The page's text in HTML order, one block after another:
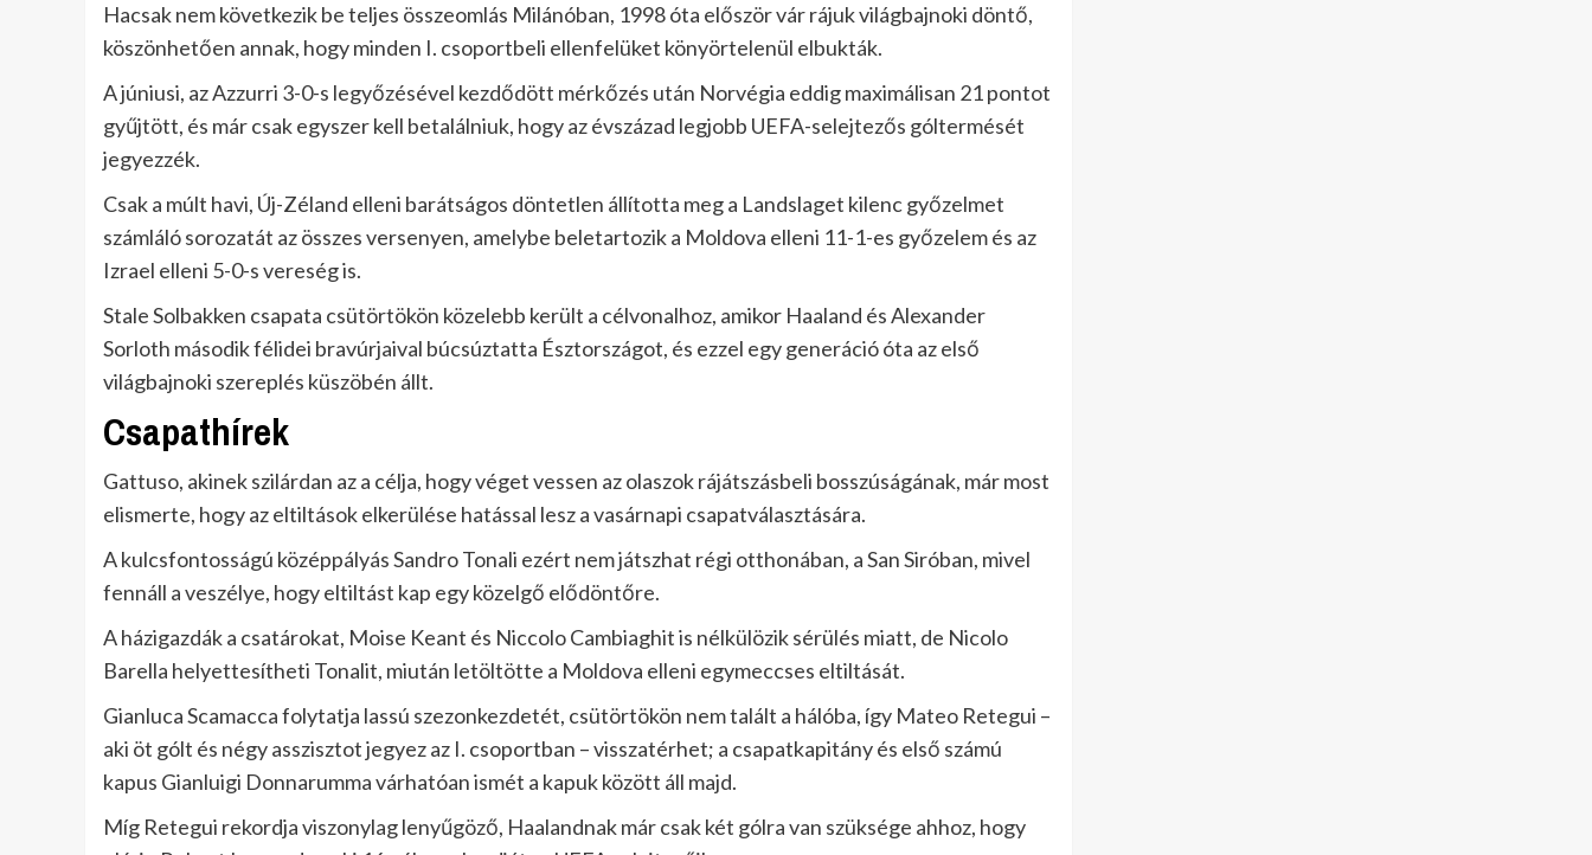
Hacsak nem következik be teljes összeomlás Milánóban, 1998 óta először vár rájuk világbajnoki döntő,
köszönhetően annak, hogy minden I. csoportbeli ellenfelüket könyörtelenül elbukták.
A júniusi, az Azzurri 3-0-s legyőzésével kezdődött mérkőzés után Norvégia eddig maximálisan 21 pontot
gyűjtött, és már csak egyszer kell betalálniuk, hogy az évszázad legjobb UEFA-selejtezős góltermését
jegyezzék.
Csak a múlt havi, Új-Zéland elleni barátságos döntetlen állította meg a Landslaget kilenc győzelmet
számláló sorozatát az összes versenyen, amelybe beletartozik a Moldova elleni 11-1-es győzelem és az
Izrael elleni 5-0-s vereség is.
Stale Solbakken csapata csütörtökön közelebb került a célvonalhoz, amikor Haaland és Alexander
Sorloth második félidei bravúrjaival búcsúztatta Észtországot, és ezzel egy generáció óta az első
világbajnoki szereplés küszöbén állt.
Csapathírek
Gattuso, akinek szilárdan az a célja, hogy véget vessen az olaszok rájátszásbeli bosszúságának, már most
elismerte, hogy az eltiltások elkerülése hatással lesz a vasárnapi csapatválasztására.
A kulcsfontosságú középpályás Sandro Tonali ezért nem játszhat régi otthonában, a San Siróban, mivel
fennáll a veszélye, hogy eltiltást kap egy közelgő elődöntőre.
A házigazdák a csatárokat, Moise Keant és Niccolo Cambiaghit is nélkülözik sérülés miatt, de Nicolo
Barella helyettesítheti Tonalit, miután letöltötte a Moldova elleni egymeccses eltiltását.
Gianluca Scamacca folytatja lassú szezonkezdetét, csütörtökön nem talált a hálóba, így Mateo Retegui –
aki öt gólt és négy asszisztot jegyez az I. csoportban – visszatérhet; a csapatkapitány és első számú
kapus Gianluigi Donnarumma várhatóan ismét a kapuk között áll majd.
Míg Retegui rekordja viszonylag lenyűgöző, Haalandnak már csak két gólra van szüksége ahhoz, hogy